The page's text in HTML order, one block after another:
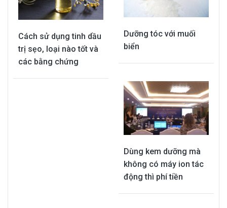
Cách sử dụng tinh dầu
trị sẹo, loại nào tốt và
các bằng chứng
Dưỡng tóc với muối
biển
Dùng kem dưỡng mà
không có máy ion tác
động thì phí tiền